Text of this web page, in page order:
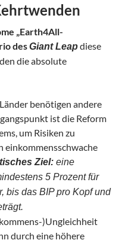
„Earth4All-
desGiant Leapdiese
die absolute
benötigen andere
ist die Reform
um Risiken zu
Ziel: eine
5 Prozent für
bis das BIP pro Kopf und
)Ungleichheit
durch eine höhere